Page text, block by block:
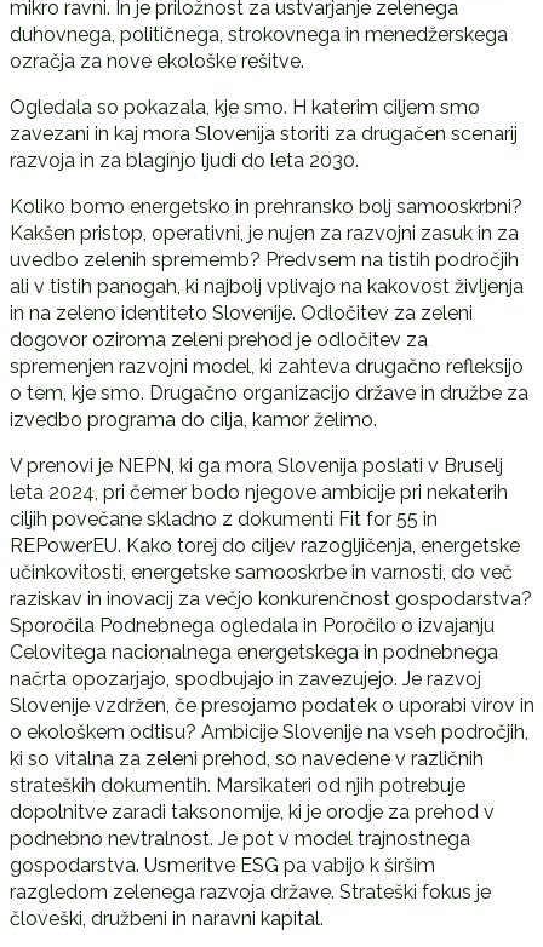
mikro ravni. In je priložnost za ustvarjanje zelenega
duhovnega, političnega, strokovnega in menedžerskega
ozračja za nove ekološke rešitve.
Ogledala so pokazala, kje smo. H katerim ciljem smo
zavezani in kaj mora Slovenija storiti za drugačen scenarij
razvoja in za blaginjo ljudi do leta 2030.
Koliko bomo energetsko in prehransko bolj samooskrbni?
Kakšen pristop, operativni, je nujen za razvojni zasuk in za
uvedbo zelenih sprememb? Predvsem na tistih področjih
ali v tistih panogah, ki najbolj vplivajo na kakovost življenja
in na zeleno identiteto Slovenije. Odločitev za zeleni
dogovor oziroma zeleni prehod je odločitev za
spremenjen razvojni model, ki zahteva drugačno refleksijo
o tem, kje smo. Drugačno organizacijo države in družbe za
izvedbo programa do cilja, kamor želimo.
V prenovi je NEPN, ki ga mora Slovenija poslati v Bruselj
leta 2024, pri čemer bodo njegove ambicije pri nekaterih
ciljih povečane skladno z dokumenti Fit for 55 in
REPowerEU. Kako torej do ciljev razogljičenja, energetske
učinkovitosti, energetske samooskrbe in varnosti, do več
raziskav in inovacij za večjo konkurenčnost gospodarstva?
Sporočila Podnebnega ogledala in Poročilo o izvajanju
Celovitega nacionalnega energetskega in podnebnega
načrta opozarjajo, spodbujajo in zavezujejo. Je razvoj
Slovenije vzdržen, če presojamo podatek o uporabi virov in
o ekološkem odtisu? Ambicije Slovenije na vseh področjih,
ki so vitalna za zeleni prehod, so navedene v različnih
strateških dokumentih. Marsikateri od njih potrebuje
dopolnitve zaradi taksonomije, ki je orodje za prehod v
podnebno nevtralnost. Je pot v model trajnostnega
gospodarstva. Usmeritve ESG pa vabijo k širšim
razgledom zelenega razvoja države. Strateški fokus je
človeški, družbeni in naravni kapital.